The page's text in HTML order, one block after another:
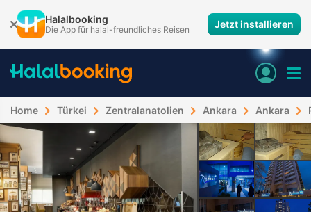
Halalbooking
Die App für halal-freundliches Reisen Jetzt installieren
Home Türkei Zentralanatolien Ankara Ankara